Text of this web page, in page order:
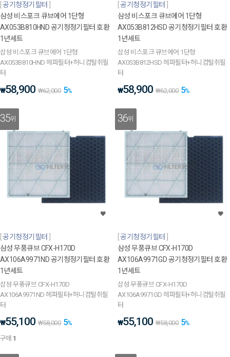
공기청정기필터
삼성 비스포크 큐브에어 1단형
AX053B810HND 공기청정기필터 호환
1년세트
삼성 비스포크 큐브에어 1단형
AX053B810HND 헤파필터+허니컴탈취필
터
₩58,900 ₩62,000 5%
공기청정기필터
삼성 비스포크 큐브에어 1단형
AX053B812HSD 공기청정기필터 호환
1년세트
삼성 비스포크 큐브에어 1단형
AX053B812HSD 헤파필터+허니컴탈취필
터
₩58,900 ₩62,000 5%
35위
공기청정기필터
삼성 무풍큐브 CFX-H170D
AX106A9971ND 공기청정기필터 호환
1년세트
삼성 무풍큐브 CFX-H170D
AX106A9971ND 헤파필터+허니컴탈취필
터
₩55,100 ₩58,000 5%
구매 1
36위
공기청정기필터
삼성 무풍큐브 CFX-H170D
AX106A9971GD 공기청정기필터 호환
1년세트
삼성 무풍큐브 CFX-H170D
AX106A9971GD 헤파필터+허니컴탈취필
터
₩55,100 ₩58,000 5%